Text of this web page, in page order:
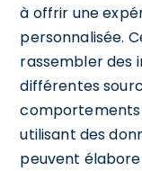
à offrir une
personnalisée.
rassembler des
différentes
comportements
utilisant des
peuvent